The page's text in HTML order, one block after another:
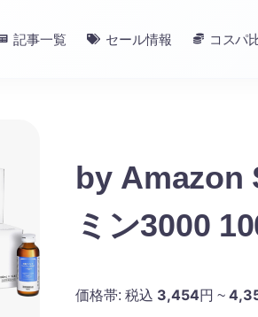
記事一覧 セール情報 コスパ
by Amazon
ミン3000
価格帯: 税込 3,454円 ~